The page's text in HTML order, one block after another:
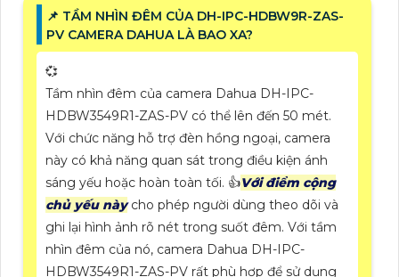
📌 TẦM NHÌN ĐÊM CỦA DH-IPC-HDBW9R-ZAS-
PV CAMERA DAHUA LÀ BAO XA?
💞
Tầm nhìn đêm của camera Dahua DH-IPC-
HDBW3549R1-ZAS-PV có thể lên đến 50 mét.
Với chức năng hỗ trợ đèn hồng ngoại, camera
này có khả năng quan sát trong điều kiện ánh
sáng yếu hoặc hoàn toàn tối. 👍Với điểm cộng
chủ yếu nàycho phép người dùng theo dõi và
ghi lại hình ảnh rõ nét trong suốt đêm. Với tầm
nhìn đêm của nó, camera Dahua DH-IPC-
HDBW3549R1-ZAS-PV rất phù hợp để sử dụng